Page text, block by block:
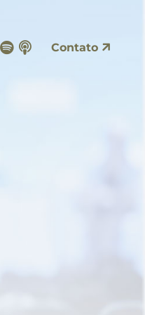
SpotifyApple Podcasts
Contato